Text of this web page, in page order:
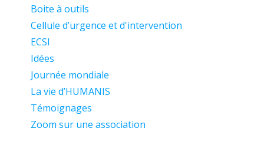
Boite à outils
Cellule d’urgence et d'intervention
ECSI
Idées
Journée mondiale
La vie d’HUMANIS
Témoignages
Zoom sur une association